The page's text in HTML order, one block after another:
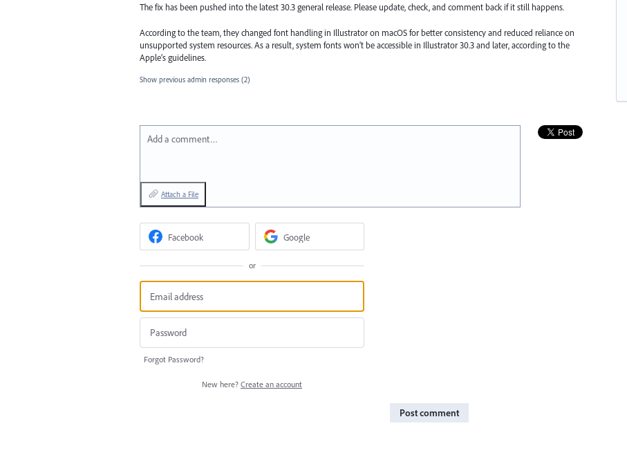
The fix has been pushed into the latest 30.3 general release. Please update, check, and comment back if it still happens.
According to the team, they changed font handling in Illustrator on macOS for better consistency and reduced reliance on
unsupported system resources. As a result, system fonts won’t be accessible in Illustrator 30.3 and later, according to the
Apple’s guidelines.
Show previous admin responses (2)
Add a comment…
Attach a File
Facebook Google
or
Forgot Password?
New here? Create an account
Post comment